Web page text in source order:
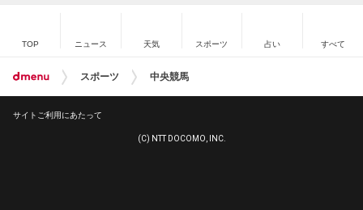
TOP ニュース 天気 スポーツ 占い すべて
スポーツ 中央競馬
サイトご利用にあたって
(C) NTT DOCOMO, INC.